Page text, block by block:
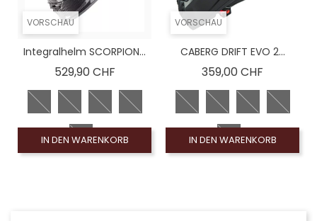
VORSCHAU
Integralhelm SCORPION...
529,90 CHFPreis
IN DEN WARENKORB
VORSCHAU
CABERG DRIFT EVO 2...
359,00 CHF
IN DEN WARENKORB